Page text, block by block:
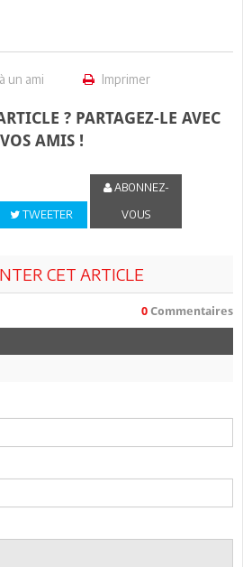
un ami Imprimer
? PARTAGEZ-LE AVEC
VOS AMIS !
TWEETER
ABONNEZ-
VOUS
CET ARTICLE
0 Commentaires